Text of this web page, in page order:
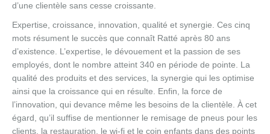
d’une clientèle sans cesse croissante.
Expertise, croissance, innovation, qualité et synergie. Ces cinq
mots résument le succès que connaît Ratté après 80 ans
d’existence. L’expertise, le dévouement et la passion de ses
employés, dont le nombre atteint 340 en période de pointe. La
qualité des produits et des services, la synergie qui les optimise
ainsi que la croissance qui en résulte. Enfin, la force de
l’innovation, qui devance même les besoins de la clientèle. À cet
égard, qu’il suffise de mentionner le remisage de pneus pour les
clients, la restauration, le wi-fi et le coin enfants dans des points